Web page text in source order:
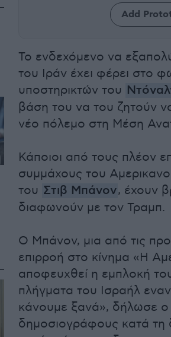
Add
Το ενδεχόμενο να
του Ιράν έχει φέρει στο
υποστηρικτών του
βάση του να του ζητούν
νέο πόλεμο στη Μέση
Κάποιοι από τους πλέον
συμμάχους του
του Στιβ Μπάνον, έχουν
διαφωνούν με τον Τραμπ.
Ο Μπάνον, μια από τις
επιρροή στο κίνημα «Η
αποφευχθεί η εμπλοκή
πλήγματα του Ισραήλ
κάνουμε ξανά», δήλωσε
δημοσιογράφους κατά τη